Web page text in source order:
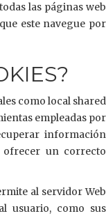
las páginas web
este navegue por
como local shared
empleadas por
información
ofrecer un correcto
al servidor Web
usuario, como sus